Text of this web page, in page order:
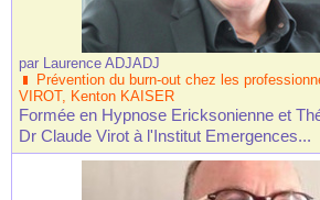
par Laurence ADJADJ
Prévention du burn-out chez les
VIROT, Kenton KAISER
Formée en Hypnose Ericksonienne et
Dr Claude Virot à l'Institut Emergences...